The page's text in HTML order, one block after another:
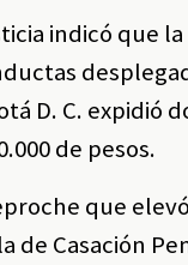
indicó que
D. C. expidió
de pesos.
que
de Casación